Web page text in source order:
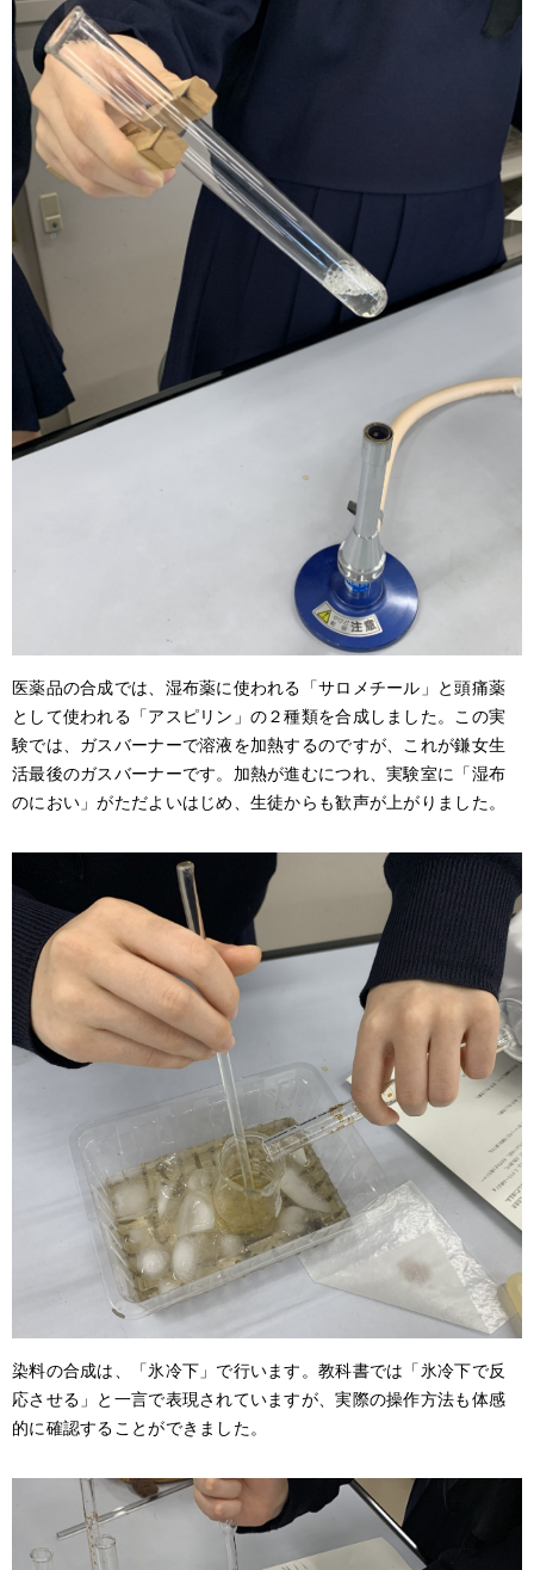
医薬品の合成では、湿布薬に使われる「サロメチール」と頭痛薬
として使われる「アスピリン」の２種類を合成しました。この実
験では、ガスバーナーで溶液を加熱するのですが、これが鎌女生
活最後のガスバーナーです。加熱が進むにつれ、実験室に「湿布
のにおい」がただよいはじめ、生徒からも歓声が上がりました。
染料の合成は、「氷冷下」で行います。教科書では「氷冷下で反
応させる」と一言で表現されていますが、実際の操作方法も体感
的に確認することができました。